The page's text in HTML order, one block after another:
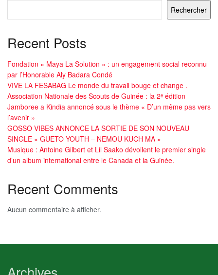
Rechercher
Recent Posts
Fondation « Maya La Solution » : un engagement social reconnu
par l’Honorable Aly Badara Condé
VIVE LA FESABAG Le monde du travail bouge et change .
Association Nationale des Scouts de Guinée : la 2ᵉ édition
Jamboree a Kindia annoncé sous le thème « D’un même pas vers
l’avenir »
GOSSO VIBES ANNONCE LA SORTIE DE SON NOUVEAU
SINGLE « GUETO YOUTH – NEMOU KUCH MA »
Musique : Antoine Gilbert et Lil Saako dévoilent le premier single
d’un album international entre le Canada et la Guinée.
Recent Comments
Aucun commentaire à afficher.